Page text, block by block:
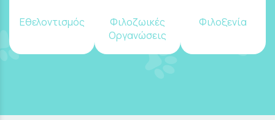
Εθελοντισμός
Φιλοζωικές
Οργανώσεις
Φιλοξενία